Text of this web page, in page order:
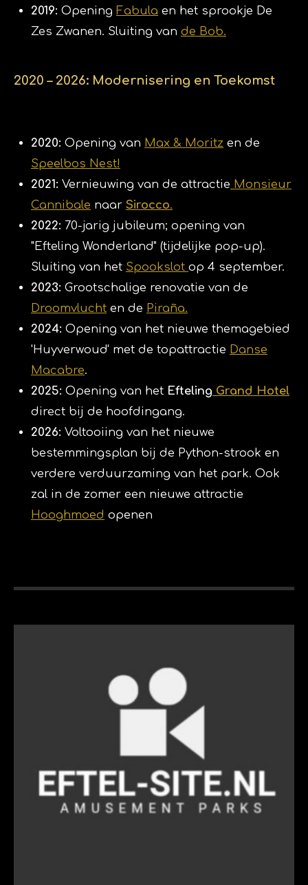
2019: Opening Fabula en het sprookje De
Zes Zwanen. Sluiting van de Bob.
2020 – 2026: Modernisering en Toekomst
2020: Opening van Max & Moritz en de
Speelbos Nest!
2021: Vernieuwing van de attractie Monsieur
Cannibale naar Sirocco.
2022: 70-jarig jubileum; opening van
"Efteling Wonderland" (tijdelijke pop-up).
Sluiting van het Spookslot op 4 september.
2023: Grootschalige renovatie van de
Droomvlucht en de Piraña.
2024: Opening van het nieuwe themagebied
'Huyverwoud' met de topattractie Danse
Macabre.
2025: Opening van het Efteling Grand Hotel
direct bij de hoofdingang.
2026: Voltooiing van het nieuwe
bestemmingsplan bij de Python-strook en
verdere verduurzaming van het park. Ook
zal in de zomer een nieuwe attractie
Hooghmoed openen